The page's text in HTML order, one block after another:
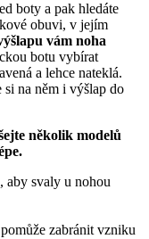
boty a pak hledáte
obuvi, v jejím
vám noha
botu vybírat
a lehce nateklá.
si na něm i výšlap do
několik modelů
aby svaly u nohou
zabránit vzniku